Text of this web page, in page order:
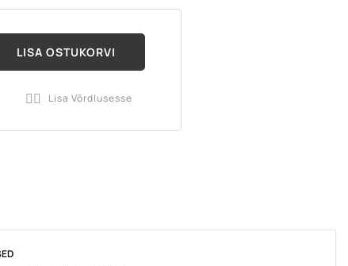
LISA OSTUKORVI
 Lisa Võrdlusesse